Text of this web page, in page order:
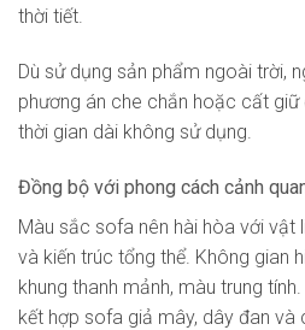
thời tiết.
Dù sử dụng sản phẩm ngoài trời,
phương án che chắn hoặc cất
thời gian dài không sử dụng.
Đồng bộ với phong cách cảnh
Màu sắc sofa nên hài hòa với vật
và kiến trúc tổng thể. Không gian
khung thanh mảnh, màu trung
kết hợp sofa giả mây, dây đan và